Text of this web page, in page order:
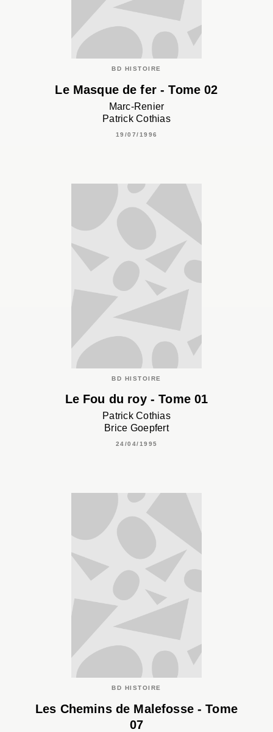
BD HISTOIRE
Le Masque de fer - Tome 02
Marc-Renier
Patrick Cothias
19/07/1996
BD HISTOIRE
Le Fou du roy - Tome 01
Patrick Cothias
Brice Goepfert
24/04/1995
BD HISTOIRE
Les Chemins de Malefosse - Tome
07